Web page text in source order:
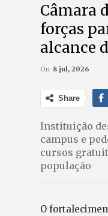
Câmara
forças
alcance
On 8 jul, 2026
Share
Instituição
campus e
cursos
população
O